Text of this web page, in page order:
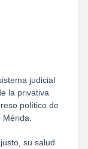
judicial
la privativa
político de
su salud